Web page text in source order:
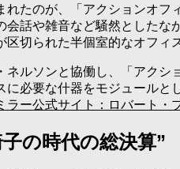
れたのが、「アクションオ
会話や雑音など騒然とした
切られた半個室的なオフィ
ルソンと協働し、「アク
必要な什器をモジュール
ラー公式サイト：ロバート・
の時代の総決算”